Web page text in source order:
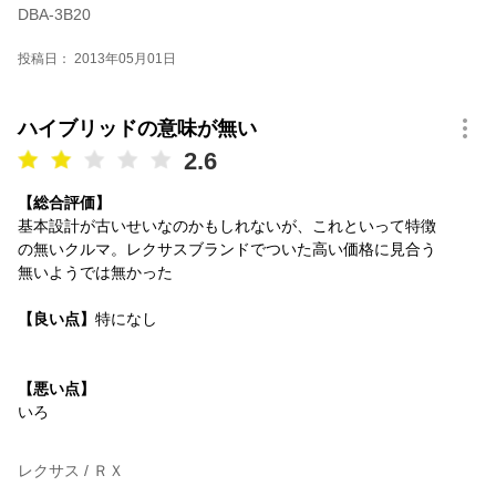
DBA-3B20
投稿日： 2013年05月01日
ハイブリッドの意味が無い
2.6
【総合評価】
基本設計が古いせいなのかもしれないが、これといって特徴
の無いクルマ。レクサスブランドでついた高い価格に見合う
無いようでは無かった
【良い点】 特になし
【悪い点】
いろ
レクサス / ＲＸ